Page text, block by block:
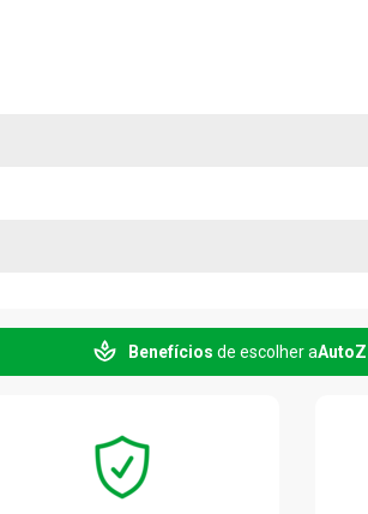
Benefícios de escolher aAutoZ